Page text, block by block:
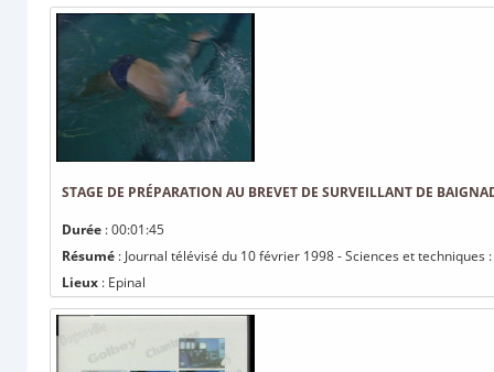
STAGE DE PRÉPARATION AU BREVET DE SURVEILLANT DE
Durée : 00:01:45
Résumé : Journal télévisé du 10 février 1998 - Sciences et
Lieux : Epinal